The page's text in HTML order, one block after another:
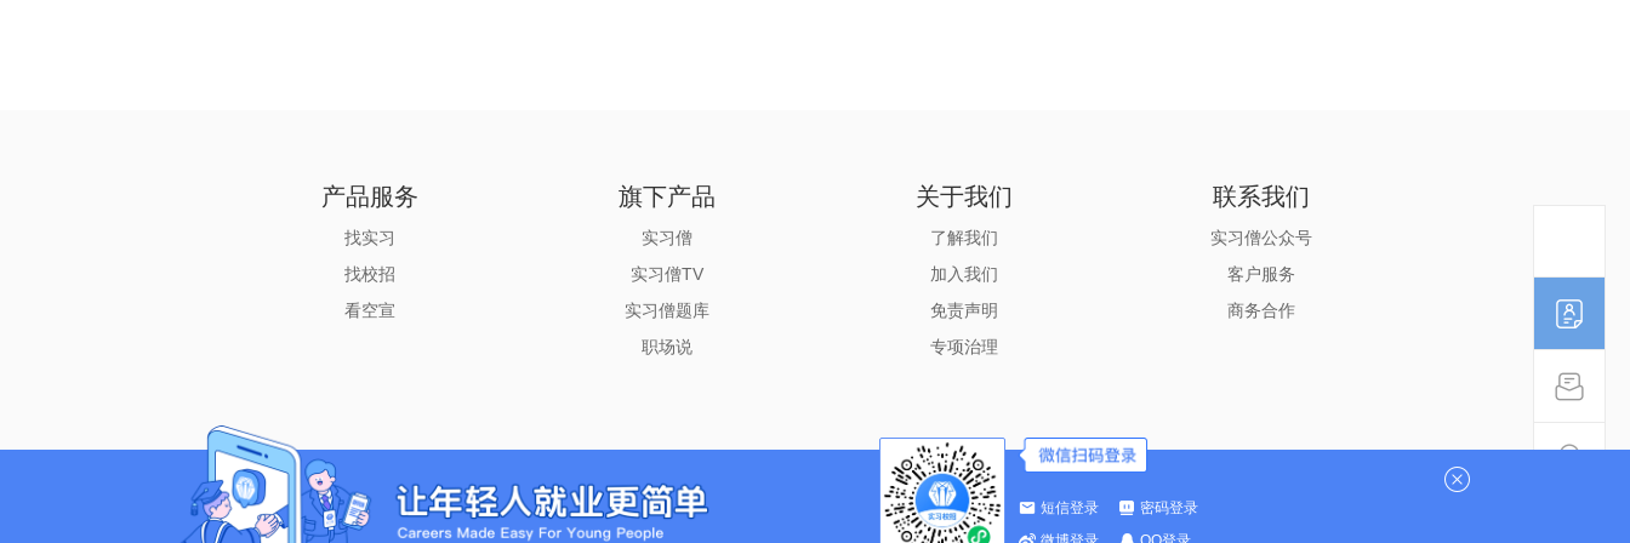
产品服务
找实习
找校招
看空宣
旗下产品
实习僧
实习僧TV
实习僧题库
职场说
关于我们
了解我们
加入我们
免责声明
专项治理
联系我们
实习僧公众号
客户服务
商务合作
联系我们：sxs@shixiseng.com
成都萌想科技有限责任公司版权所有 中国专注实习、校招垂直招聘平台
经营资质
短信登录
密码登录